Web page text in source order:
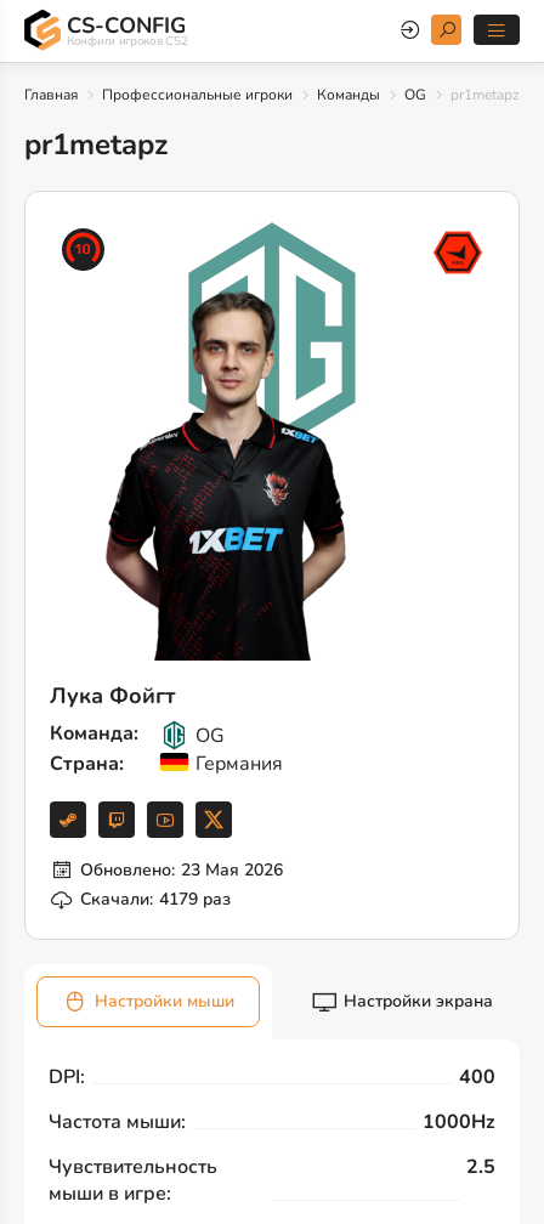
CS-CONFIG
Конфиги игроков CS2
Главная Профессиональные игроки Команды OG pr1metapz
pr1metapz
Лука Фойгт
Команда:
OG
Страна:
Германия
Обновлено: 23 Мая 2026
Скачали: 4179 раз
Настройки мыши Настройки экрана
DPI:
400
Частота мыши:
1000Hz
Чувствительность
мыши в игре:
2.5